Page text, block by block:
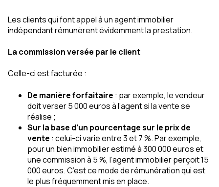
Les clients qui font appel à un agent immobilier
indépendant rémunèrent évidemment la prestation.
La commission versée par le client
Celle-ci est facturée :
De manière forfaitaire : par exemple, le vendeur
doit verser 5 000 euros à l’agent si la vente se
réalise ;
Sur la base d’un pourcentage sur le prix de
vente : celui-ci varie entre 3 et 7 %. Par exemple,
pour un bien immobilier estimé à 300 000 euros et
une commission à 5 %, l’agent immobilier perçoit 15
000 euros. C’est ce mode de rémunération qui est
le plus fréquemment mis en place.